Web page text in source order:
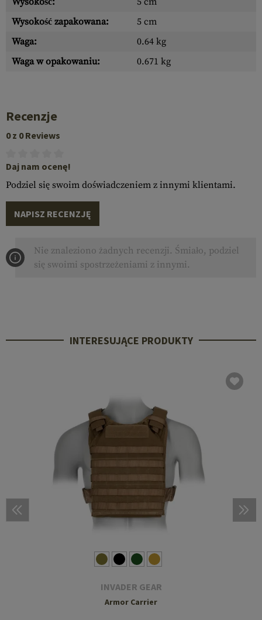
Wysokość zapakowana:
5 cm
Waga:
0.64 kg
Waga w opakowaniu:
0.671 kg
Recenzje
0 z 0 Reviews
Daj nam ocenę!
Podziel się swoim doświadczeniem z innymi klientami.
NAPISZ RECENZJĘ
Nie znaleziono żadnych recenzji. Śmiało, podziel
się swoimi spostrzeżeniami z innymi.
INTERESUJĄCE PRODUKTY
INVADER GEAR
Armor Carrier